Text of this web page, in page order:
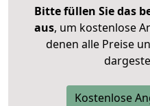
Bitte füllen Sie das
aus, um kostenlose
denen alle Preise
Kostenlose